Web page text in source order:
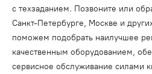
с техзаданием. Позвоните или
Санкт-Петербурге, Москве и
поможем подобрать наилучшее
качественным оборудованием,
сервисное обслуживание силами